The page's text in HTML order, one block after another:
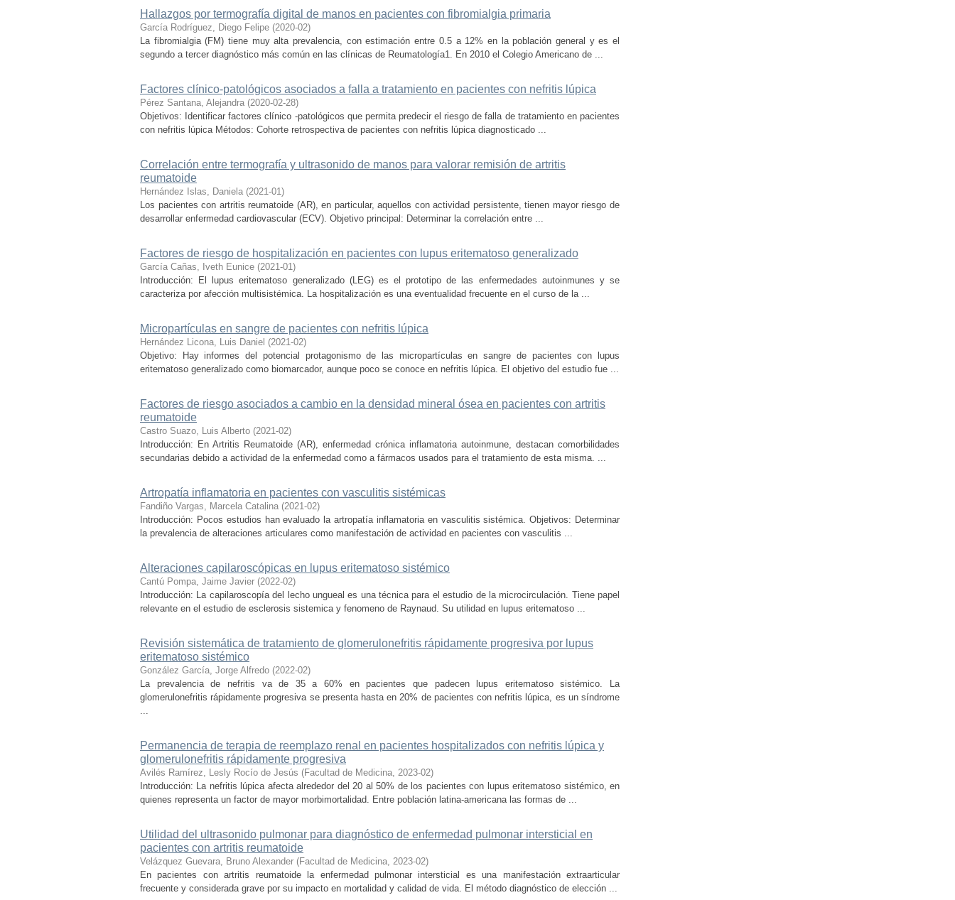
Hallazgos por termografía digital de manos en pacientes con fibromialgia primaria
García Rodríguez, Diego Felipe (2020-02)
La fibromialgia (FM) tiene muy alta prevalencia, con estimación entre 0.5 a 12% en la población general y es el
segundo a tercer diagnóstico más común en las clínicas de Reumatología1. En 2010 el Colegio Americano de ...
Factores clínico-patológicos asociados a falla a tratamiento en pacientes con nefritis lúpica
Pérez Santana, Alejandra (2020-02-28)
Objetivos: Identificar factores clínico -patológicos que permita predecir el riesgo de falla de tratamiento en pacientes
con nefritis lúpica Métodos: Cohorte retrospectiva de pacientes con nefritis lúpica diagnosticado ...
Correlación entre termografía y ultrasonido de manos para valorar remisión de artritis
reumatoide
Hernández Islas, Daniela (2021-01)
Los pacientes con artritis reumatoide (AR), en particular, aquellos con actividad persistente, tienen mayor riesgo de
desarrollar enfermedad cardiovascular (ECV). Objetivo principal: Determinar la correlación entre ...
Factores de riesgo de hospitalización en pacientes con lupus eritematoso generalizado
García Cañas, Iveth Eunice (2021-01)
Introducción: El lupus eritematoso generalizado (LEG) es el prototipo de las enfermedades autoinmunes y se
caracteriza por afección multisistémica. La hospitalización es una eventualidad frecuente en el curso de la ...
Micropartículas en sangre de pacientes con nefritis lúpica
Hernández Licona, Luis Daniel (2021-02)
Objetivo: Hay informes del potencial protagonismo de las micropartículas en sangre de pacientes con lupus
eritematoso generalizado como biomarcador, aunque poco se conoce en nefritis lúpica. El objetivo del estudio fue ...
Factores de riesgo asociados a cambio en la densidad mineral ósea en pacientes con artritis
reumatoide
Castro Suazo, Luis Alberto (2021-02)
Introducción: En Artritis Reumatoide (AR), enfermedad crónica inflamatoria autoinmune, destacan comorbilidades
secundarias debido a actividad de la enfermedad como a fármacos usados para el tratamiento de esta misma. ...
Artropatía inflamatoria en pacientes con vasculitis sistémicas
Fandiño Vargas, Marcela Catalina (2021-02)
Introducción: Pocos estudios han evaluado la artropatía inflamatoria en vasculitis sistémica. Objetivos: Determinar
la prevalencia de alteraciones articulares como manifestación de actividad en pacientes con vasculitis ...
Alteraciones capilaroscópicas en lupus eritematoso sistémico
Cantú Pompa, Jaime Javier (2022-02)
Introducción: La capilaroscopía del lecho ungueal es una técnica para el estudio de la microcirculación. Tiene papel
relevante en el estudio de esclerosis sistemica y fenomeno de Raynaud. Su utilidad en lupus eritematoso ...
Revisión sistemática de tratamiento de glomerulonefritis rápidamente progresiva por lupus
eritematoso sistémico
González García, Jorge Alfredo (2022-02)
La prevalencia de nefritis va de 35 a 60% en pacientes que padecen lupus eritematoso sistémico. La
glomerulonefritis rápidamente progresiva se presenta hasta en 20% de pacientes con nefritis lúpica, es un síndrome
...
Permanencia de terapia de reemplazo renal en pacientes hospitalizados con nefritis lúpica y
glomerulonefritis rápidamente progresiva
Avilés Ramírez, Lesly Rocío de Jesús (Facultad de Medicina, 2023-02)
Introducción: La nefritis lúpica afecta alrededor del 20 al 50% de los pacientes con lupus eritematoso sistémico, en
quienes representa un factor de mayor morbimortalidad. Entre población latina-americana las formas de ...
Utilidad del ultrasonido pulmonar para diagnóstico de enfermedad pulmonar intersticial en
pacientes con artritis reumatoide
Velázquez Guevara, Bruno Alexander (Facultad de Medicina, 2023-02)
En pacientes con artritis reumatoide la enfermedad pulmonar intersticial es una manifestación extraarticular
frecuente y considerada grave por su impacto en mortalidad y calidad de vida. El método diagnóstico de elección ...